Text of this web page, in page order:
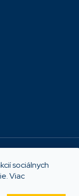
sociálnych
Viac